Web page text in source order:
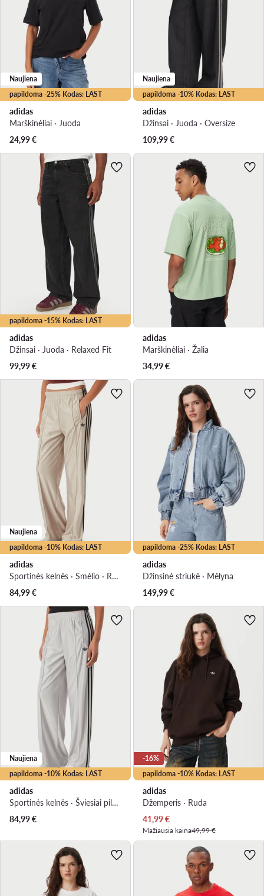
papildoma -25% Kodas: LAST
Naujiena
adidas
Marškinėliai · Juoda
24,99€
papildoma -10% Kodas: LAST
Naujiena
adidas
Džinsai · Juoda · Oversize
109,99€
papildoma -15% Kodas: LAST
adidas
Džinsai · Juoda · Relaxed Fit
99,99€
adidas
Marškinėliai · Žalia
34,99€
papildoma -10% Kodas: LAST
Naujiena
adidas
Sportinės kelnės · Smėlio · Regular Fit
84,99€
papildoma -25% Kodas: LAST
adidas
Džinsinė striukė · Mėlyna
149,99€
papildoma -10% Kodas: LAST
Naujiena
adidas
Sportinės kelnės · Šviesiai pilka · Regular Fit
84,99€
papildoma -10% Kodas: LAST
-16%
adidas
Džemperis · Ruda
Dabartinė kaina
41,99€
Mažiausia kaina49,99 €